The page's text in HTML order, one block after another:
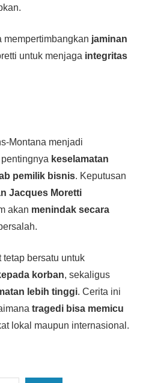
jaminan
untuk menjaga integritas
Montana menjadi
keselamatan
pemilik bisnis. Keputusan
Jacques Moretti
akan menindak secara
tetap bersatu untuk
korban, sekaligus
lebih tinggi. Cerita ini
tragedi bisa memicu
lokal maupun internasional.